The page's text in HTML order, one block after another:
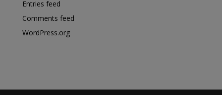
Entries feed
Comments feed
WordPress.org